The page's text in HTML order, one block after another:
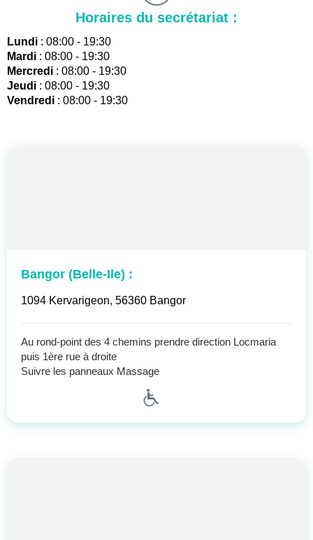
Horaires du secrétariat :
Lundi : 08:00 - 19:30
Mardi : 08:00 - 19:30
Mercredi : 08:00 - 19:30
Jeudi : 08:00 - 19:30
Vendredi : 08:00 - 19:30
Bangor (Belle-Ile) :
1094 Kervarigeon, 56360 Bangor
Au rond-point des 4 chemins prendre direction Locmaria
puis 1ère rue à droite
Suivre les panneaux Massage
Se souvenir de moi